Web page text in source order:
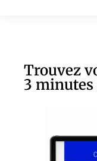
Trouvez
3 minutes